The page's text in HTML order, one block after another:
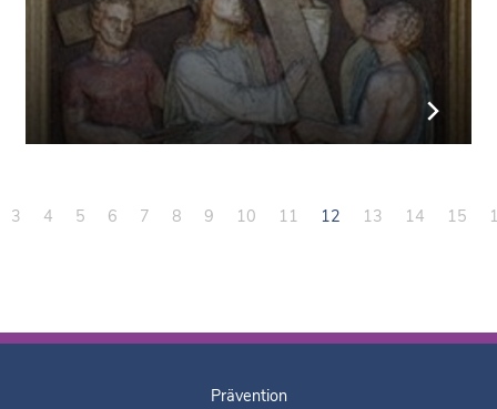
3 4 5 6 7 8 9 10 11 12 13 14 15
Prävention